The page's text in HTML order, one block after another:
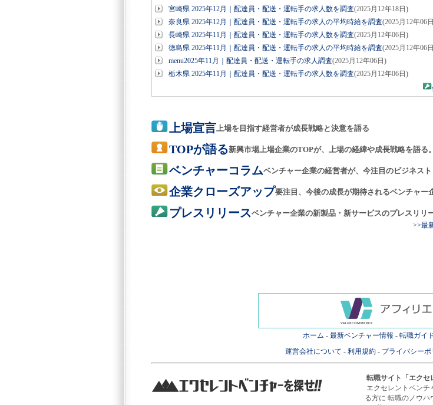
宮崎県 2025年12月｜配達員・配送・運転手の求人数を調査(2025月12年18日)
奈良県 2025年12月｜配達員・配送・運転手の求人の平均時給を調査(2025月12年06
長崎県 2025年11月｜配達員・配送・運転手の求人数を調査(2025月12年06日)
徳島県 2025年11月｜配達員・配送・運転手の求人の平均時給を調査(2025月12年06
menu2025年11月｜配達員・配送・運転手の求人調査(2025月12年06日)
栃木県 2025年11月｜配達員・配送・運転手の求人数を調査(2025月12年06日)
上場宣言上場を目指す経営者が成長戦略と決意を語る
TOPが語る新興市場上場企業のTOPが、上場の経緯や成長戦略を語る。
ベンチャーコラムベンチャー企業の経営者が、今注目のビジネスト
企業クローズアップ要注目、今後の成長が期待されるベンチャー
プレスリリースベンチャー企業の新製品・新サービスのプレスリリ
>>最
ホーム - 最新ベンチャー情報 - 転職ガイ
運営会社について - 利用規約 - プライバシーポ
転職サイト
「エク
エクセレントベンチ
る方に 転職のノウ